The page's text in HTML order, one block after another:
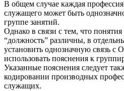
В общем случае каждая
служащего может быть
группе занятий.
Однако в связи с тем, что понятия
“должность” различны, в
установить однозначную связь с
использовать пояснения к
Указанные пояснения следует
кодировании производных
служащих.